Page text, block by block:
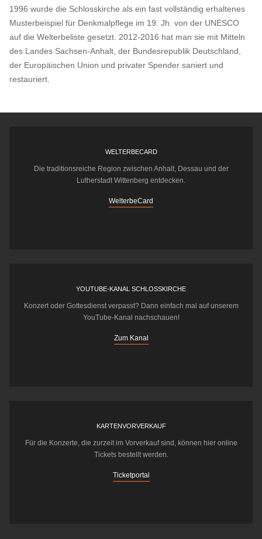
1996 wurde die Schlosskirche als ein fast vollständig erhaltenes
Musterbeispiel für Denkmalpflege im 19. Jh. von der UNESCO
auf die Welterbeliste gesetzt. 2012-2016 hat man sie mit Mitteln
des Landes Sachsen-Anhalt, der Bundesrepublik Deutschland,
der Europäischen Union und privater Spender saniert und
restauriert.
WELTERBECARD
Die traditionsreiche Region zwischen Anhalt, Dessau und der
Lutherstadt Wittenberg entdecken.
WelterbeCard
YOUTUBE-KANAL SCHLOSSKIRCHE
Konzert oder Gottesdienst verpasst? Dann einfach mal auf unserem
YouTube-Kanal nachschauen!
Zum Kanal
KARTENVORVERKAUF
Für die Konzerte, die zurzeit im Vorverkauf sind, können hier online
Tickets bestellt werden.
Ticketportal